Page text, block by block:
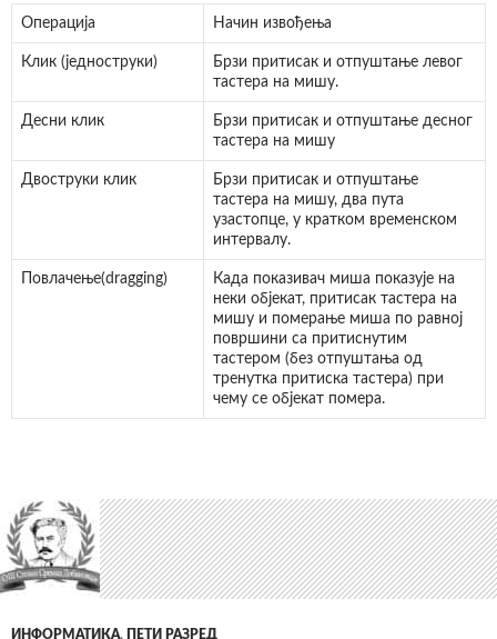
Операција Начин извођења
Клик (једноструки)
Брзи притисак и отпуштање левог
тастера на мишу.
Десни клик
Брзи притисак и отпуштање десног
тастера на мишу
Двоструки клик
Брзи притисак и отпуштање
тастера на мишу, два пута
узастопце, у кратком временском
интервалу.
Повлачење(dragging)
Када показивач миша показује на
неки објекат, притисак тастера на
мишу и померање миша по равној
површини са притиснутим
тастером (без отпуштања од
тренутка притиска тастера) при
чему се објекат помера.
ИНФОРМАТИКА, ПЕТИ РАЗРЕД